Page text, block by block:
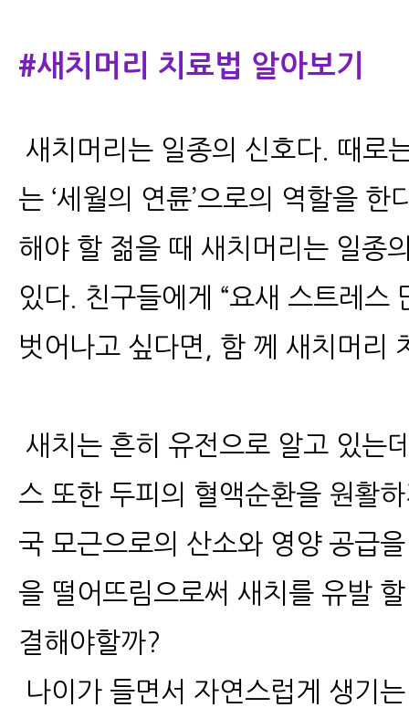
#새치머리 치료법 알아보기
새치머리는 일종의 신호다. 때로
는 ‘세월의 연륜’으로의 역할을
해야 할 젊을 때 새치머리는 일종
있다. 친구들에게 “요새 스트레스
벗어나고 싶다면, 함 께 새치머리
새치는 흔히 유전으로 알고 있는
스 또한 두피의 혈액순환을 원활
국 모근으로의 산소와 영양 공급
을 떨어뜨림으로써 새치를 유발
결해야할까?
나이가 들면서 자연스럽게 생기